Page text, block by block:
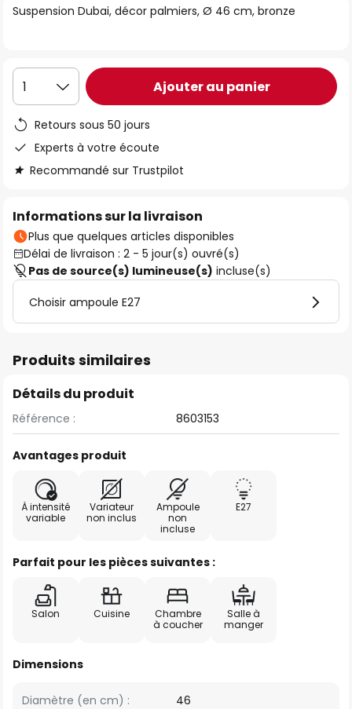
the
Suspension Dubai, décor palmiers, Ø 46 cm, bronze
1 Ajouter au panier
Retours sous 50 jours
Experts à votre écoute
Recommandé sur Trustpilot
Informations sur la livraison
Plus que quelques articles disponibles
Délai de livraison : 2 - 5 jour(s) ouvré(s)
Pas de source(s) lumineuse(s) incluse(s)
Choisir ampoule E27
Produits similaires
Détails du produit
Référence : 8603153
Avantages produit
À intensité
variable
Variateur
non inclus
Ampoule
non
incluse
E27
Parfait pour les pièces suivantes :
Salon Cuisine
Chambre
à coucher
Salle à
manger
Dimensions
Diamètre (en cm) : 46